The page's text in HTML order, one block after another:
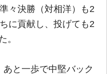
々決勝（対相洋）も2
ちに貢献し、投げても2
。
と一歩で中堅バック